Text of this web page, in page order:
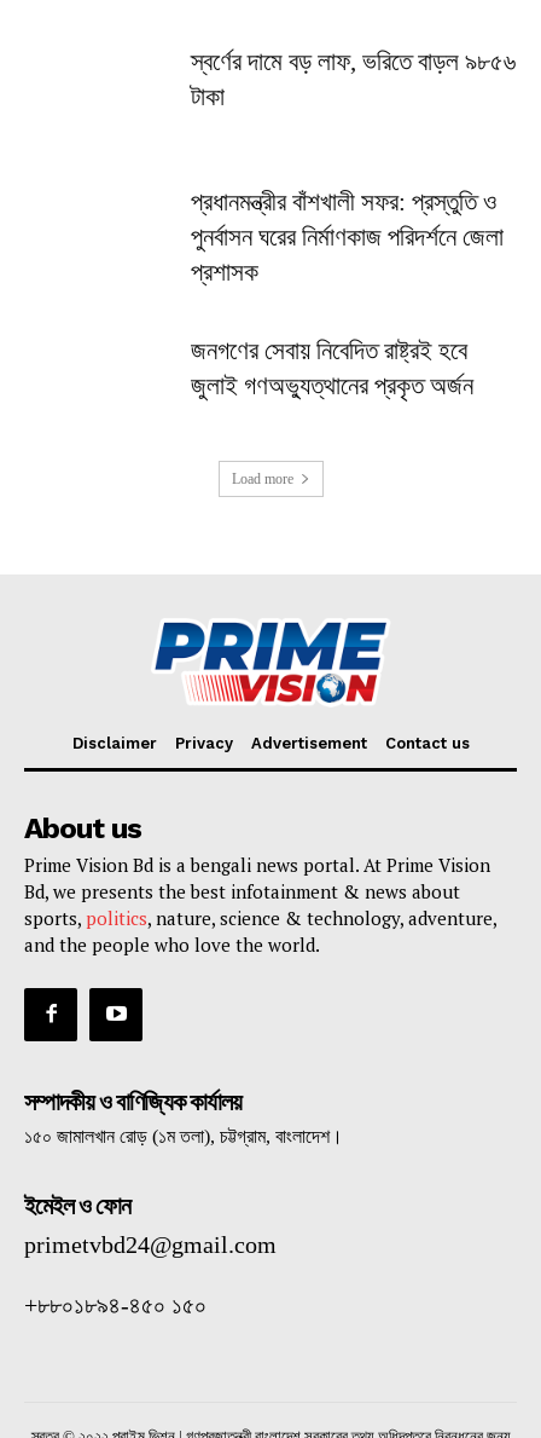
স্বর্ণের দামে বড় লাফ, ভরিতে বাড়ল ৯৮৫৬
টাকা
প্রধানমন্ত্রীর বাঁশখালী সফর: প্রস্তুতি ও
পুনর্বাসন ঘরের নির্মাণকাজ পরিদর্শনে জেলা
প্রশাসক
জনগণের সেবায় নিবেদিত রাষ্ট্রই হবে
জুলাই গণঅভ্যুত্থানের প্রকৃত অর্জন
Load more
Disclaimer Privacy Advertisement Contact us
About us
Prime Vision Bd is a bengali news portal. At Prime Vision
Bd, we presents the best infotainment & news about
sports, politics, nature, science & technology, adventure,
and the people who love the world.
সম্পাদকীয় ও বাণিজ্যিক কার্যালয়
১৫০ জামালখান রোড় (১ম তলা), চট্টগ্রাম, বাংলাদেশ।
ইমেইল ও ফোন
primetvbd24@gmail.com
+৮৮০১৮৯৪-৪৫০ ১৫০